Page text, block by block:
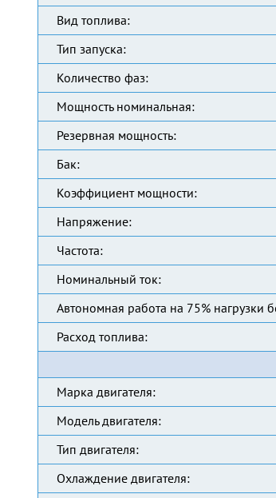
Вид топлива:
Тип запуска:
Количество фаз:
Мощность номинальная:
Резервная мощность:
Бак:
Коэффициент мощности:
Напряжение:
Частота:
Номинальный ток:
Автономная работа на 75% нагрузки
Расход топлива:
Марка двигателя:
Модель двигателя:
Тип двигателя:
Охлаждение двигателя: